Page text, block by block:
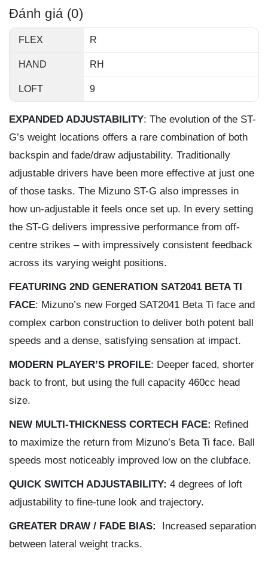
Đánh giá (0)
FLEX R
HAND RH
LOFT 9
EXPANDED ADJUSTABILITY: The evolution of the ST-
G’s weight locations offers a rare combination of both
backspin and fade/draw adjustability. Traditionally
adjustable drivers have been more effective at just one
of those tasks. The Mizuno ST-G also impresses in
how un-adjustable it feels once set up. In every setting
the ST-G delivers impressive performance from off-
centre strikes – with impressively consistent feedback
across its varying weight positions.
FEATURING 2ND GENERATION SAT2041 BETA TI
FACE: Mizuno’s new Forged SAT2041 Beta Ti face and
complex carbon construction to deliver both potent ball
speeds and a dense, satisfying sensation at impact.
MODERN PLAYER’S PROFILE: Deeper faced, shorter
back to front, but using the full capacity 460cc head
size.
NEW MULTI-THICKNESS CORTECH FACE: Refined
to maximize the return from Mizuno’s Beta Ti face. Ball
speeds most noticeably improved low on the clubface.
QUICK SWITCH ADJUSTABILITY: 4 degrees of loft
adjustability to fine-tune look and trajectory.
GREATER DRAW / FADE BIAS: Increased separation
between lateral weight tracks.